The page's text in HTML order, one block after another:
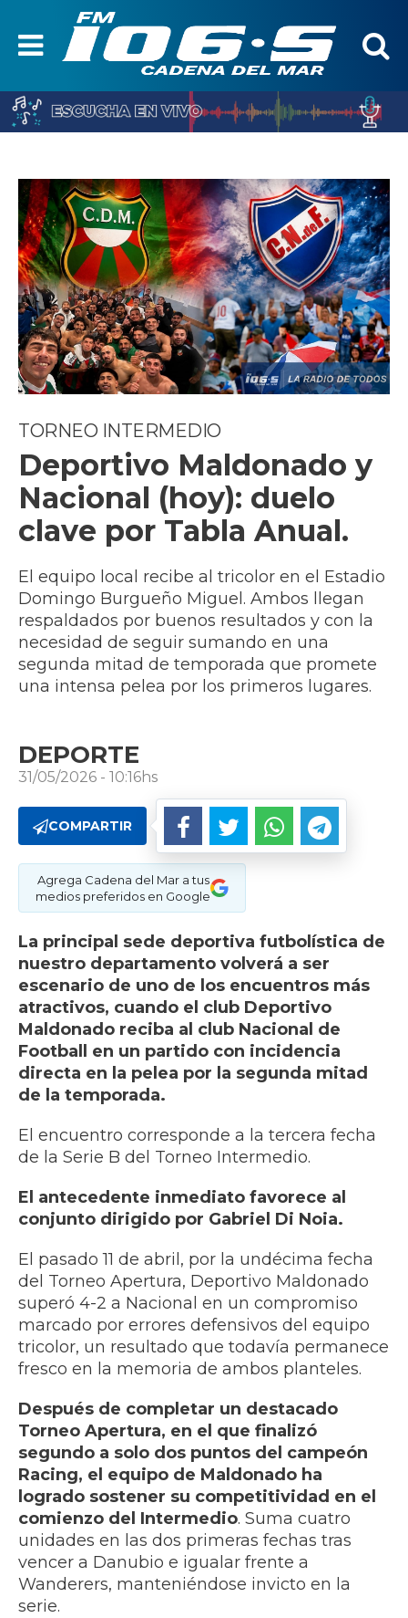
TORNEO INTERMEDIO
Deportivo Maldonado y
Nacional (hoy): duelo
clave por Tabla Anual.
El equipo local recibe al tricolor en el Estadio
Domingo Burgueño Miguel. Ambos llegan
respaldados por buenos resultados y con la
necesidad de seguir sumando en una
segunda mitad de temporada que promete
una intensa pelea por los primeros lugares.
DEPORTE
31/05/2026 - 10:16hs
COMPARTIR
Agrega Cadena del Mar a tus
medios preferidos en Google
La principal sede deportiva futbolística de
nuestro departamento volverá a ser
escenario de uno de los encuentros más
atractivos, cuando el club Deportivo
Maldonado reciba al club Nacional de
Football en un partido con incidencia
directa en la pelea por la segunda mitad
de la temporada.
El encuentro corresponde a la tercera fecha
de la Serie B del Torneo Intermedio.
El antecedente inmediato favorece al
conjunto dirigido por Gabriel Di Noia.
El pasado 11 de abril, por la undécima fecha
del Torneo Apertura, Deportivo Maldonado
superó 4-2 a Nacional en un compromiso
marcado por errores defensivos del equipo
tricolor, un resultado que todavía permanece
fresco en la memoria de ambos planteles.
Después de completar un destacado
Torneo Apertura, en el que finalizó
segundo a solo dos puntos del campeón
Racing, el equipo de Maldonado ha
logrado sostener su competitividad en el
comienzo del Intermedio. Suma cuatro
unidades en las dos primeras fechas tras
vencer a Danubio e igualar frente a
Wanderers, manteniéndose invicto en la
serie.